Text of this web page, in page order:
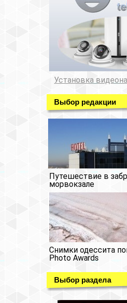
Установка
Выбор редакции
Путешествие в
морвокзале
Снимки одессита
Photo Awards
Выбор раздела